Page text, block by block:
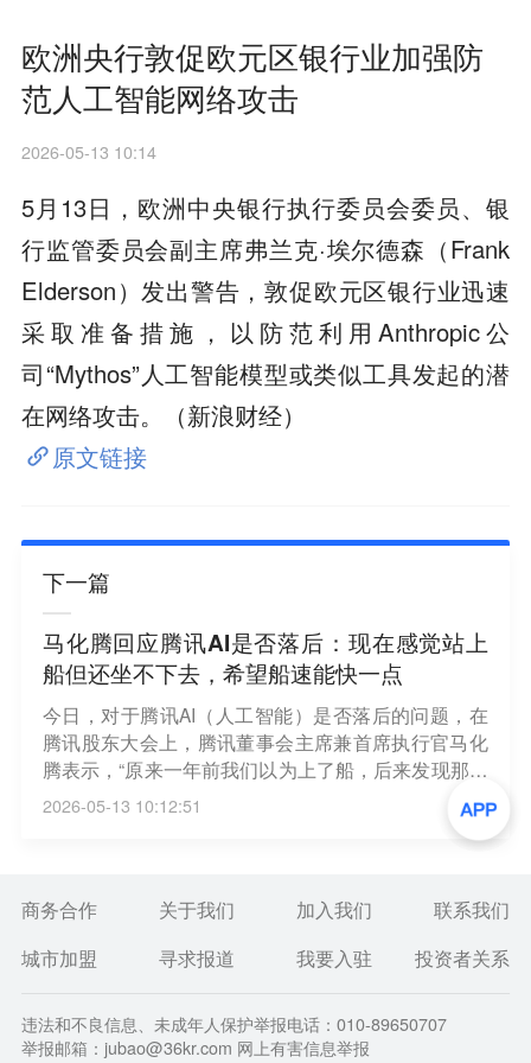
欧洲央行敦促欧元区银行业加强防
范人工智能网络攻击
2026-05-13 10:14
5月13日，欧洲中央银行执行委员会委员、银
行监管委员会副主席弗兰克·埃尔德森（Frank
Elderson）发出警告，敦促欧元区银行业迅速
采取准备措施，以防范利用Anthropic公
司“Mythos”人工智能模型或类似工具发起的潜
在网络攻击。（新浪财经）
原文链接
下一篇
马化腾回应腾讯AI是否落后：现在感觉站上
船但还坐不下去，希望船速能快一点
今日，对于腾讯AI（人工智能）是否落后的问题，在
腾讯股东大会上，腾讯董事会主席兼首席执行官马化
腾表示，“原来一年前我们以为上了船，后来发现那个
船漏水了，现在感觉站上去了，还坐不下去，还是希
望船速能快一点”。马化腾表示，腾讯早期在AI领域的
基础能力并非突出，近年通过人才建设、团队管理与
马化腾坦言，腾讯不一定是业界最快抓住机遇的，但
能看着别人在那边做就随便跨过去，抢别人的地盘，
2026-05-13 10:12:51
商务合作 关于我们 加入我们
联系我们
城市加盟
寻求报道 我要入驻 投资者关系
违法和不良信息、未成年人保护举报电话：010-89650707
举报邮箱：jubao@36kr.com 网上有害信息举报